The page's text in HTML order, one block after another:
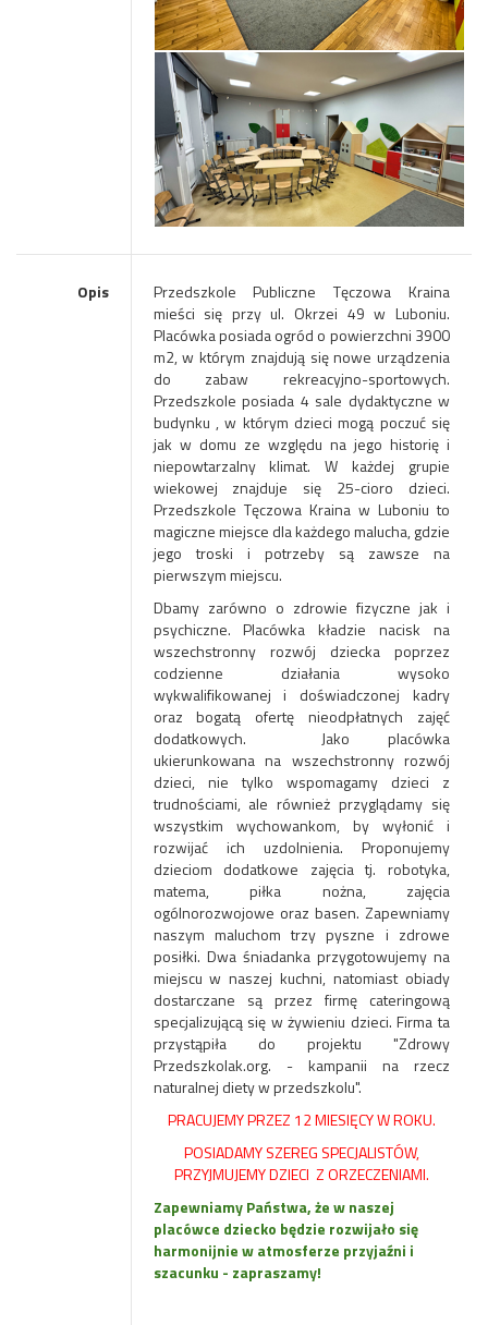
Opis
Przedszkole Publiczne Tęczowa Kraina
mieści się przy ul. Okrzei 49 w Luboniu.
Placówka posiada ogród o powierzchni 3900
m2, w którym znajdują się nowe urządzenia
do zabaw rekreacyjno-sportowych.
Przedszkole posiada 4 sale dydaktyczne w
budynku , w którym dzieci mogą poczuć się
jak w domu ze względu na jego historię i
niepowtarzalny klimat. W każdej grupie
wiekowej znajduje się 25-cioro dzieci.
Przedszkole Tęczowa Kraina w Luboniu to
magiczne miejsce dla każdego malucha, gdzie
jego troski i potrzeby są zawsze na
pierwszym miejscu.
Dbamy zarówno o zdrowie fizyczne jak i
psychiczne. Placówka kładzie nacisk na
wszechstronny rozwój dziecka poprzez
codzienne działania wysoko
wykwalifikowanej i doświadczonej kadry
oraz bogatą ofertę nieodpłatnych zajęć
dodatkowych. Jako placówka
ukierunkowana na wszechstronny rozwój
dzieci, nie tylko wspomagamy dzieci z
trudnościami, ale również przyglądamy się
wszystkim wychowankom, by wyłonić i
rozwijać ich uzdolnienia. Proponujemy
dzieciom dodatkowe zajęcia tj. robotyka,
matema, piłka nożna, zajęcia
ogólnorozwojowe oraz basen. Zapewniamy
naszym maluchom trzy pyszne i zdrowe
posiłki. Dwa śniadanka przygotowujemy na
miejscu w naszej kuchni, natomiast obiady
dostarczane są przez firmę cateringową
specjalizującą się w żywieniu dzieci. Firma ta
przystąpiła do projektu "Zdrowy
Przedszkolak.org. - kampanii na rzecz
naturalnej diety w przedszkolu".
PRACUJEMY PRZEZ 12 MIESIĘCY W ROKU.
POSIADAMY SZEREG SPECJALISTÓW,
PRZYJMUJEMY DZIECI Z ORZECZENIAMI.
Zapewniamy Państwa, że w naszej
placówce dziecko będzie rozwijało się
harmonijnie w atmosferze przyjaźni i
szacunku - zapraszamy!